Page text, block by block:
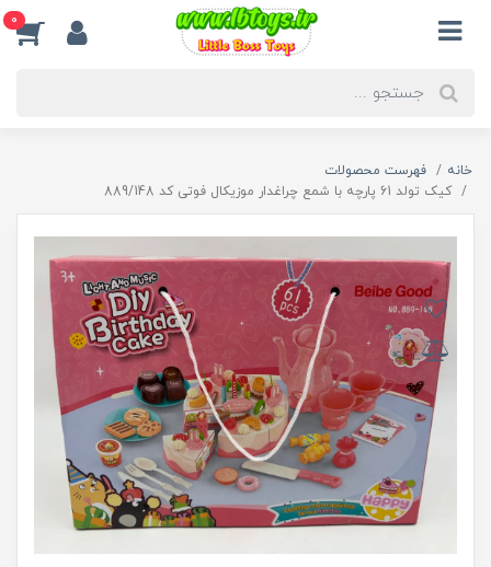
0
خانه
فهرست محصولات
کیک تولد 61 پارچه با شمع چراغدار موزیکال فوتی کد 889/148